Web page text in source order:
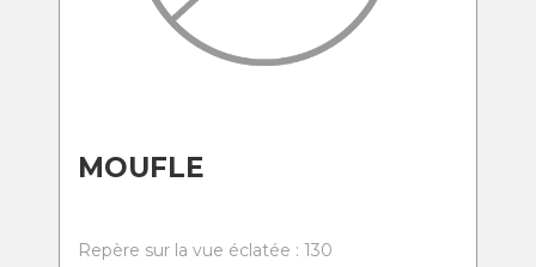
MOUFLE
Repère sur la vue éclatée : 130